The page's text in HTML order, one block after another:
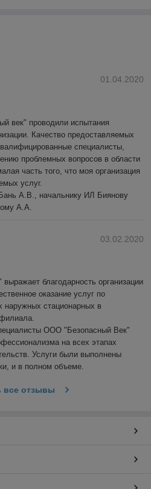
01.04.2020
век" проводили испытания
Качество предоставляемых
специалисты,
проблемных вопросов в области
часть того, что моя организация
услуг.
А.В., начальнику ИЛ Биянову
А.А.
03.02.2020
благодарность организации
оказание услуг по
наружных стационарных в
ООО "Безопасный Век"
на всех этапах
Услуги были выполнены
и в полном объеме.
все отзывы